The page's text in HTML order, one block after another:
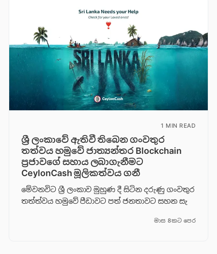
1 MIN READ
ශ්‍රී ලංකාවේ ඇතිවී තිබෙන ගංවතුර
තත්වය හමුවේ ජාත්‍යන්තර Blockchain
ප්‍රජාවගේ සහාය ලබාගැනීමට
CeylonCash මූලිකත්වය ග​නී
මේවනවිට ශ්‍රී ලංකාව මුහුණ දී සිටින දරුණු ගංවතුර
තත්ත්වය හමුවේ පීඩාවට පත් ජනතාවට සහන සැ
මාස 8කට පෙර